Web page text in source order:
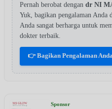
Pernah berobat dengan dr NI
Yuk, bagikan pengalaman
Anda sangat berharga untuk
dokter terbaik.
👉 Bagikan Pengalaman
Sponsor